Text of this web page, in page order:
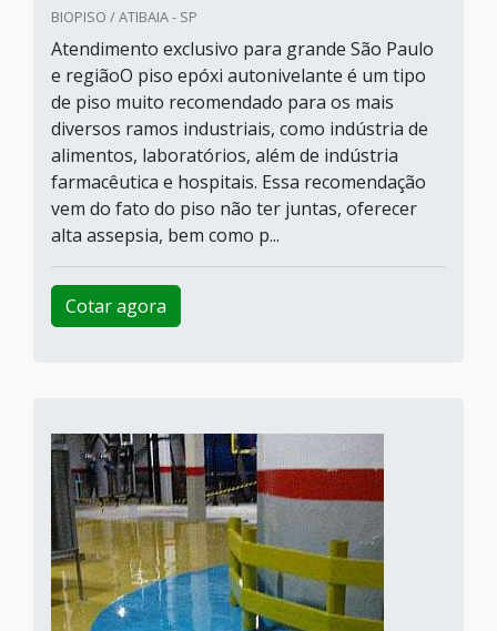
BIOPISO / ATIBAIA - SP
Atendimento exclusivo para grande São Paulo
e regiãoO piso epóxi autonivelante é um tipo
de piso muito recomendado para os mais
diversos ramos industriais, como indústria de
alimentos, laboratórios, além de indústria
farmacêutica e hospitais. Essa recomendação
vem do fato do piso não ter juntas, oferecer
alta assepsia, bem como p...
Cotar agora